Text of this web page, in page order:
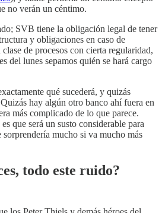
no verán un céntimo.
SVB tiene la obligación legal de tener
y obligaciones en caso de
de procesos con cierta regularidad,
del lunes sepamos quién se hará cargo
qué sucederá, y quizás
hay algún otro banco ahí fuera en
más complicado de lo que parece.
que será un susto considerable para
sorprendería mucho si va mucho más
todo este ruido?